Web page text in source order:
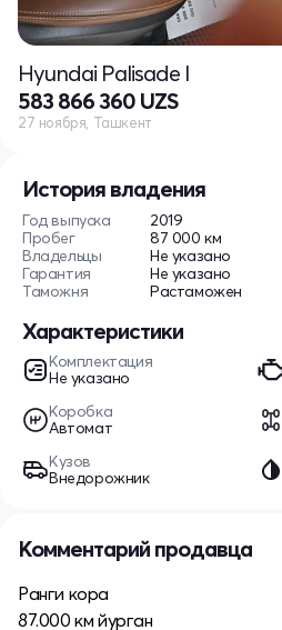
История владения
Год выпуска
2019
Пробег
87 000 км
Владельцы
Не указано
Гарантия
Не указано
Таможня
Растаможен
Характеристики
Комплектация
Не указано
Коробка
Автомат
Кузов
Внедорожник
Hyundai Palisade I
583 866 360 UZS
27 ноября, Ташкент
Комментарий продавца
Ранги кора
87.000 км йурган